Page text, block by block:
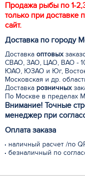
Продажа рыбы по 1-
только при доставке
сайт.
Доставка по городу
Доставка оптовых
СВАО, ЗАО, ЦАО, ВАО -
ЮАО, ЮЗАО и Юг,
Московская и др.
Доставка розничных
По Москве в пределах
Внимание! Точные
менеджер при
Оплата заказа
наличный расчет /по
безналичный по